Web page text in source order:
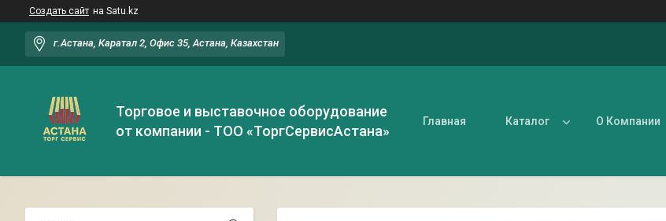
Создать сайт на Satu.kz
г.Астана, Каратал 2, Офис 35, Астана, Казахстан
Торговое и выставочное оборудование
от компании - ТОО «ТоргСервисАстана»
Главная Каталог О Компании